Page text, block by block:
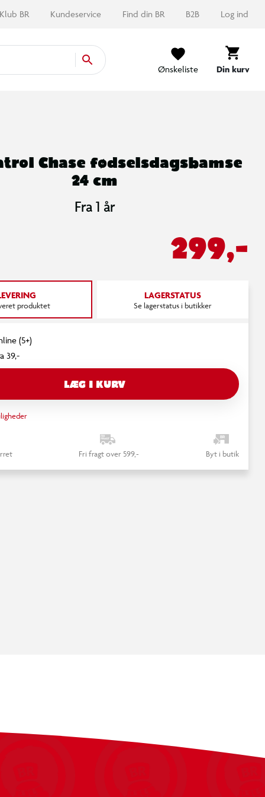
Klub BR Kundeservice Find din BR B2B Log ind
Ønskeliste Din kurv
Chase fødselsdagsbamse
24 cm
Fra 1 år
299,-
produktet
LAGERSTATUS
Se lagerstatus i butikker
(5+)
39,-
LÆG I KURV
Fri fragt over 599,- Byt i butik